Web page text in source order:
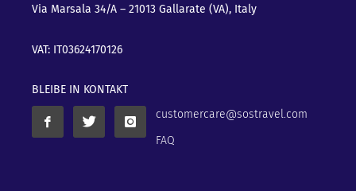
Via Marsala 34/A – 21013 Gallarate (VA), Italy
VAT: IT03624170126
BLEIBE IN KONTAKT
customercare@sostravel.com
FAQ